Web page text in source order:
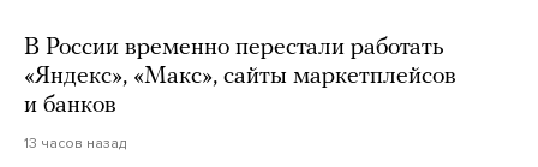
В России временно перестали работать
«Яндекс», «Макс», сайты маркетплейсов
и банков
13 часов назад